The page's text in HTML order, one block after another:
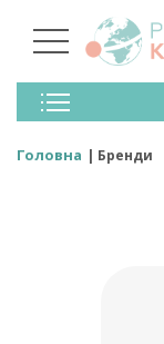
Колготки
Панчохи
Лосини (легінси)
Головна Бренди